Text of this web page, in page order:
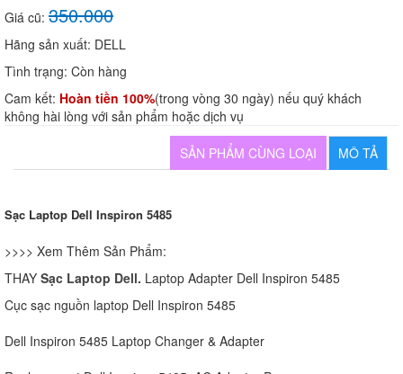
Giá cũ: 350.000
Hãng sản xuất: DELL
Tình trạng: Còn hàng
Cam kết: Hoàn tiền 100%(trong vòng 30 ngày) nếu quý khách
không hài lòng với sản phẩm hoặc dịch vụ
MÔ TẢ
SẢN PHẨM CÙNG LOẠI
Sạc Laptop Dell Inspiron 5485
>>>> Xem Thêm Sản Phẩm:
THAY Sạc Laptop Dell. Laptop Adapter Dell Inspiron 5485
Cục sạc nguồn laptop Dell Inspiron 5485
Dell Inspiron 5485 Laptop Changer & Adapter